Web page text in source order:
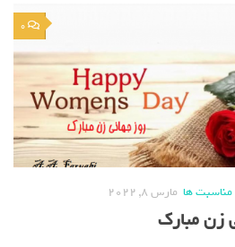
0
ها مارس 8, 2022